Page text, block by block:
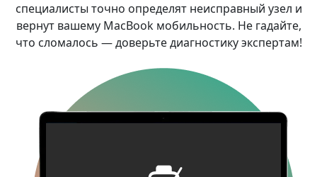
специалисты точно определят неисправный узел и
вернут вашему MacBook мобильность. Не гадайте,
что сломалось — доверьте диагностику экспертам!